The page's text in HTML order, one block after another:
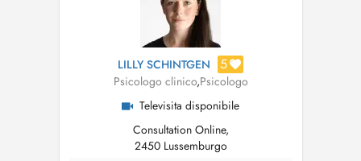
LILLY SCHINTGEN 5
Psicologo clinico,Psicologo
Televisita disponibile
Consultation Online,
2450 Lussemburgo